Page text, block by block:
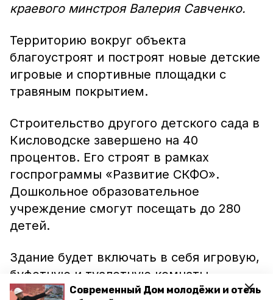
Современный Дом молодёжи и отель
краевого минстроя Валерия Савченко.
Территорию вокруг объекта
благоустроят и построят новые детские
игровые и спортивные площадки с
травяным покрытием.
Строительство другого детского сада в
Кисловодске завершено на 40
процентов. Его строят в рамках
госпрограммы «Развитие СКФО».
Дошкольное образовательное
учреждение смогут посещать до 280
детей.
Здание будет включать в себя игровую,
буфетную и туалетную комнаты,
спальню и кабинет воспитателя. Проект